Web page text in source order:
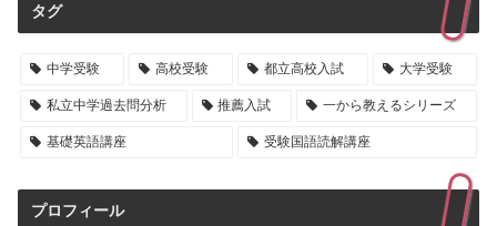
タグ
中学受験 高校受験 都立高校入試 大学受験
私立中学過去問分析 推薦入試 一から教えるシリーズ
基礎英語講座 受験国語読解講座
プロフィール